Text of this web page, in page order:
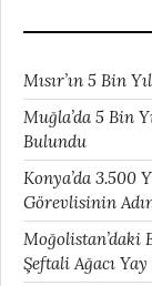
Mısır’ın 5 Bin
Muğla’da 5 Bin
Bulundu
Konya’da 3.500
Görevlisinin
Moğolistan’daki
Şeftali Ağacı